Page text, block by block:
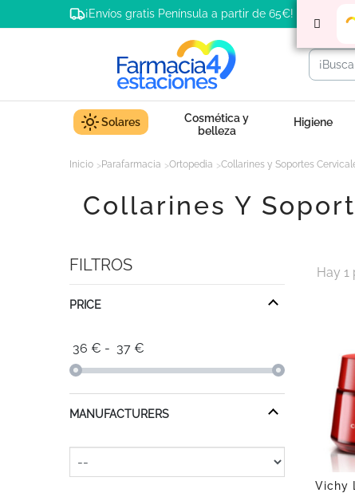
¡Envíos gratis Península a partir de 65€!
Solares
Cosmética y
belleza
Higiene
Inicio Parafarmacia Ortopedia Collarines y Soportes
Collarines Y
FILTROS
PRICE
36 € - 37 €
MANUFACTURERS
Hay 1
Vichy